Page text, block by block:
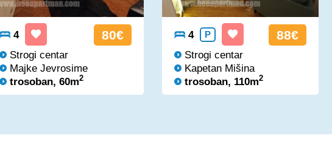
4 80€
Strogi centar
Majke Jevrosime
trosoban, 60m2
4 P 88€
Strogi centar
Kapetan Mišina
trosoban, 110m2